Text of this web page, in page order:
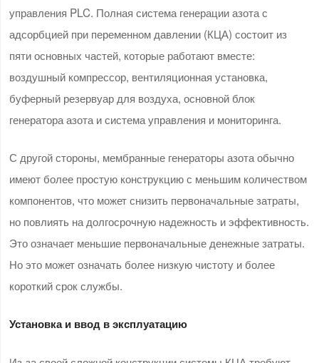
управления PLC. Полная система генерации азота с
адсорбцией при переменном давлении (КЦА) состоит из
пяти основных частей, которые работают вместе:
воздушный компрессор, вентиляционная установка,
буферный резервуар для воздуха, основной блок
генератора азота и система управления и мониторинга.
С другой стороны, мембранные генераторы азота обычно
имеют более простую конструкцию с меньшим количеством
компонентов, что может снизить первоначальные затраты,
но повлиять на долгосрочную надежность и эффективность.
Это означает меньшие первоначальные денежные затраты.
Но это может означать более низкую чистоту и более
короткий срок службы.
Установка и ввод в эксплуатацию